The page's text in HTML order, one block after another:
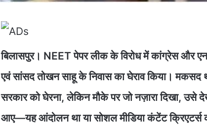
बिलासपुर। NEET पेपर लीक के विरोध में कांग्रेस और
एवं सांसद तोखन साहू के निवास का घेराव किया। मकसद
सरकार को घेरना, लेकिन मौके पर जो नज़ारा दिखा,
आए—यह आंदोलन था या सोशल मीडिया कंटेंट क्रिएटर्स